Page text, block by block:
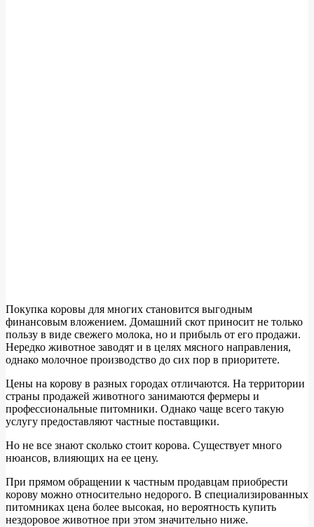
Покупка коровы для многих становится выгодным
финансовым вложением. Домашний скот приносит не только
пользу в виде свежего молока, но и прибыль от его продажи.
Нередко животное заводят и в целях мясного направления,
однако молочное производство до сих пор в приоритете.
Цены на корову в разных городах отличаются. На территории
страны продажей животного занимаются фермеры и
профессиональные питомники. Однако чаще всего такую
услугу предоставляют частные поставщики.
Но не все знают сколько стоит корова. Существует много
нюансов, влияющих на ее цену.
При прямом обращении к частным продавцам приобрести
корову можно относительно недорого. В специализированных
питомниках цена более высокая, но вероятность купить
нездоровое животное при этом значительно ниже.